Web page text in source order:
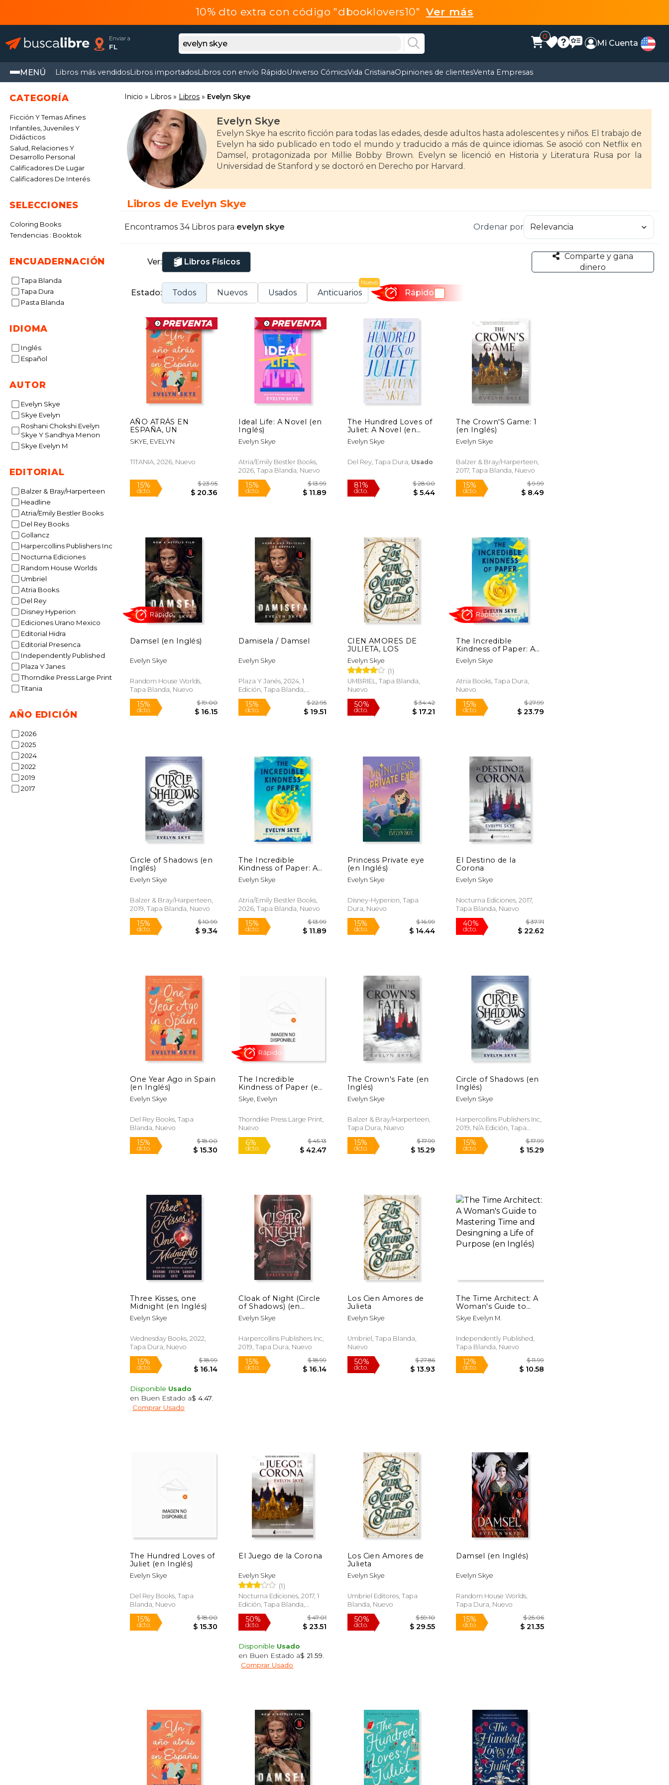
10% dto extra con código "dbooklovers10" Ver más
Enviar a
FL
0
Mi Cuenta
MENÚ Libros más vendidosLibros importadosLibros con envío RápidoUniverso CómicsVida CristianaOpiniones de clientesVenta Empresas
CATEGORÍA
Ficción Y Temas Afines
Infantiles, Juveniles Y
Didácticos
Salud, Relaciones Y
Desarrollo Personal
Calificadores De Lugar
Calificadores De Interés
SELECCIONES
Coloring Books
Tendencias : Booktok
ENCUADERNACIÓN
Tapa Blanda
Tapa Dura
Pasta Blanda
IDIOMA
Inglés
Español
AUTOR
Evelyn Skye
Skye Evelyn
Roshani Chokshi Evelyn
Skye Y Sandhya Menon
Skye Evelyn M
EDITORIAL
Balzer & Bray/Harperteen
Headline
Atria/Emily Bestler Books
Del Rey Books
Gollancz
Harpercollins Publishers Inc
Nocturna Ediciones
Random House Worlds
Umbriel
Atria Books
Del Rey
Disney Hyperion
Ediciones Urano Mexico
Editorial Hidra
Editorial Presenca
Independently Published
Plaza Y Janes
Thorndike Press Large Print
Titania
AÑO EDICIÓN
2026
2025
2024
2022
2019
2017
Inicio Libros Libros Evelyn Skye
Evelyn Skye
Evelyn Skye ha escrito ficción para todas las edades, desde adultos hasta adolescentes y niños. El trabajo de
Evelyn ha sido publicado en todo el mundo y traducido a más de quince idiomas. Se asoció con Netflix en
Damsel, protagonizada por Millie Bobby Brown. Evelyn se licenció en Historia y Literatura Rusa por la
Universidad de Stanford y se doctoró en Derecho por Harvard.
Libros de Evelyn Skye
Encontramos 34 Libros para evelyn skye Ordenar por
Ver: Libros Físicos
Comparte y gana
dinero
Estado: Todos Nuevos Usados Anticuarios
Nuevo
Rápido
AÑO ATRÁS EN
ESPAÑA, UN
SKYE, EVELYN
TITANIA, 2026, Nuevo
15%
dcto.
Ideal Life: A Novel (en
Inglés)
Evelyn Skye
Atria/Emily Bestler Books,
2026, Tapa Blanda, Nuevo
15%
dcto.
The Hundred Loves of
Juliet: A Novel (en
Inglés)
Evelyn Skye
Del Rey, Tapa Dura, Usado
81%
dcto.
$ 28.00
$ 5.44
The Crown'S Game: 1
(en Inglés)
Evelyn Skye
Balzer & Bray/Harperteen,
2017, Tapa Blanda, Nuevo
15%
dcto.
Damsel (en Inglés)
Evelyn Skye
Random House Worlds,
Tapa Blanda, Nuevo
15%
dcto.
Rápido
Damisela / Damsel
Evelyn Skye
Plaza Y Janés, 2024, 1
Edición, Tapa Blanda,
Nuevo
15%
dcto.
CIEN AMORES DE
JULIETA, LOS
Evelyn Skye
(1)
UMBRIEL, Tapa Blanda,
Nuevo
50%
dcto.
$ 34.42
$ 17.21
The Incredible
Kindness of Paper: A
Novel (en Inglés)
Evelyn Skye
Atria Books, Tapa Dura,
Nuevo
15%
dcto.
Circle of Shadows (en
Inglés)
Evelyn Skye
Balzer & Bray/Harperteen,
2019, Tapa Blanda, Nuevo
15%
dcto.
The Incredible
Kindness of Paper: A
Novel (en Inglés)
Evelyn Skye
Atria/Emily Bestler Books,
2026, Tapa Blanda, Nuevo
dcto.
Princess Private eye
(en Inglés)
Evelyn Skye
Disney-Hyperion, Tapa
Dura, Nuevo
15%
dcto.
$ 16.99
$ 14.44
El Destino de la
Corona
Evelyn Skye
Nocturna Ediciones, 2017,
Tapa Blanda, Nuevo
40%
dcto.
One Year Ago in Spain
(en Inglés)
Evelyn Skye
Del Rey Books, Tapa
Blanda, Nuevo
15%
dcto.
The Incredible
Kindness of Paper (en
Inglés)
Skye, Evelyn
Thorndike Press Large Print,
Nuevo
6%
dcto.
The Crown's Fate (en
Inglés)
Evelyn Skye
Balzer & Bray/Harperteen,
Tapa Dura, Nuevo
15%
dcto. $ 15.29
Circle of Shadows (en
Inglés)
Evelyn Skye
Harpercollins Publishers Inc,
2019, N/A Edición, Tapa
Dura, Nuevo
Three Kisses, one
Midnight (en Inglés)
Evelyn Skye
Wednesday Books, 2022,
Tapa Dura, Nuevo
15%
dcto.
Disponible Usado
en Buen Estado a$ 4.47
Comprar Usado
Cloak of Night (Circle
of Shadows) (en
Inglés)
Evelyn Skye
Harpercollins Publishers Inc,
2019, Tapa Dura, Nuevo
15%
dcto.
Los Cien Amores de
Julieta
Evelyn Skye
Umbriel, Tapa Blanda,
Nuevo
50%
dcto.
$ 27.86
$ 13.93
The Time Architect: A
Woman's Guide to
Mastering Time and
Desingning a Life of
Skye Evelyn M.
Independently Published,
Tapa Blanda, Nuevo
12%
dcto.
The Hundred Loves of
Juliet (en Inglés)
Evelyn Skye
Del Rey Books, Tapa
Blanda, Nuevo
El Juego de la Corona
Evelyn Skye
(1)
Nocturna Ediciones, 2017, 1
Edición, Tapa Blanda,
Nuevo
Disponible Usado
en Buen Estado a$ 21.59
Comprar Usado
Los Cien Amores de
Julieta
Evelyn Skye
Umbriel Editores, Tapa
Blanda, Nuevo
Damsel (en Inglés)
Evelyn Skye
Random House Worlds,
Tapa Dura, Nuevo